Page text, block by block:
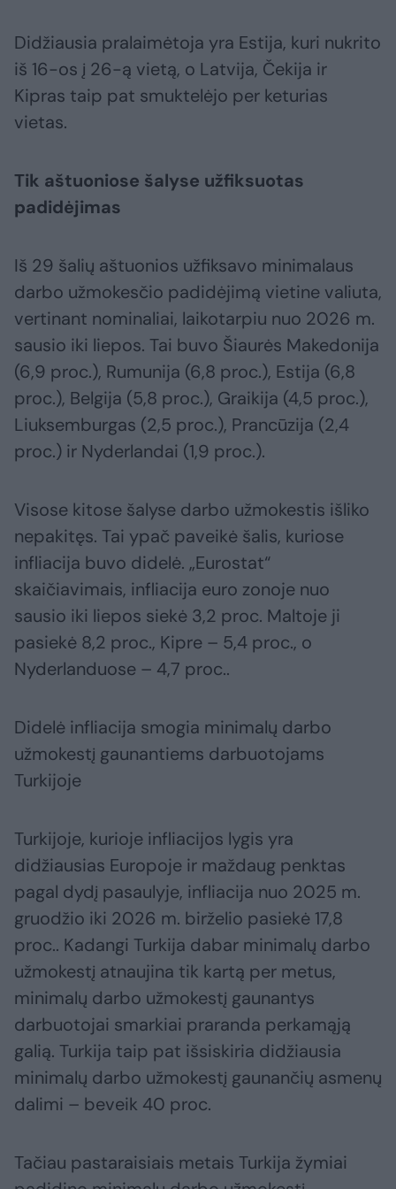
Didžiausia pralaimėtoja yra Estija, kuri nukrito
iš 16-os į 26-ą vietą, o Latvija, Čekija ir
Kipras taip pat smuktelėjo per keturias
vietas.
Tik aštuoniose šalyse užfiksuotas
padidėjimas
Iš 29 šalių aštuonios užfiksavo minimalaus
darbo užmokesčio padidėjimą vietine valiuta,
vertinant nominaliai, laikotarpiu nuo 2026 m.
sausio iki liepos. Tai buvo Šiaurės Makedonija
(6,9 proc.), Rumunija (6,8 proc.), Estija (6,8
proc.), Belgija (5,8 proc.), Graikija (4,5 proc.),
Liuksemburgas (2,5 proc.), Prancūzija (2,4
proc.) ir Nyderlandai (1,9 proc.).
Visose kitose šalyse darbo užmokestis išliko
nepakitęs. Tai ypač paveikė šalis, kuriose
infliacija buvo didelė. „Eurostat“
skaičiavimais, infliacija euro zonoje nuo
sausio iki liepos siekė 3,2 proc. Maltoje ji
pasiekė 8,2 proc., Kipre – 5,4 proc., o
Nyderlanduose – 4,7 proc..
Didelė infliacija smogia minimalų darbo
užmokestį gaunantiems darbuotojams
Turkijoje
Turkijoje, kurioje infliacijos lygis yra
didžiausias Europoje ir maždaug penktas
pagal dydį pasaulyje, infliacija nuo 2025 m.
gruodžio iki 2026 m. birželio pasiekė 17,8
proc.. Kadangi Turkija dabar minimalų darbo
užmokestį atnaujina tik kartą per metus,
minimalų darbo užmokestį gaunantys
darbuotojai smarkiai praranda perkamąją
galią. Turkija taip pat išsiskiria didžiausia
minimalų darbo užmokestį gaunančių asmenų
dalimi – beveik 40 proc.
Tačiau pastaraisiais metais Turkija žymiai